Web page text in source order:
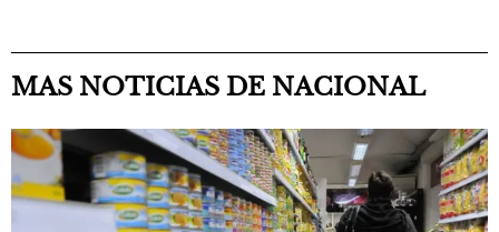
MAS NOTICIAS DE NACIONAL